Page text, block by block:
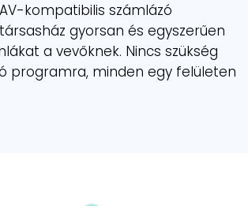
kompatibilis számlázó
gyorsan és egyszerűen
a vevőknek. Nincs szükség
programra, minden egy felületen